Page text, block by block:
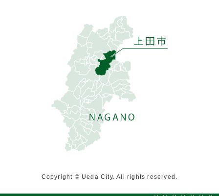
Copyright © Ueda City. All rights reserved.